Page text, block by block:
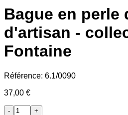
Bague en perle
d'artisan -
Fontaine
Référence: 6.1/0090
37,00 €
-
+